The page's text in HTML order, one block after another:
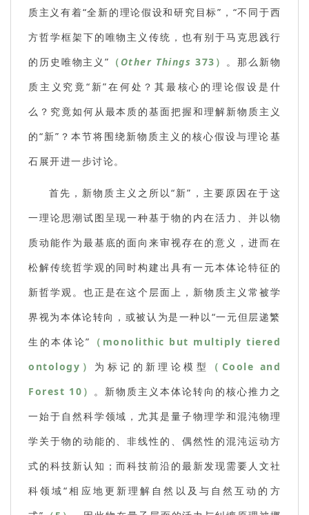
质主义有着“全新的理论假设和研究目标”，“不同于西
方哲学框架下的唯物主义传统，也有别于马克思践行
的历史唯物主义” （ Other Things 373） 。那么新物
质主义究竟“新”在何处？其最核心的理论假设是什
么？究竟如何从最本质的基面把握和理解新物质主义
的“新”？本节将围绕新物质主义的核心假设与理论基
石展开进一步讨论。
首先，新物质主义之所以“新”，主要原因在于这
一理论思潮试图呈现一种基于物的内在活力、并以物
质动能作为最基底的面向来审视存在的意义，进而在
松解传统哲学观的同时构建出具有一元本体论特征的
新哲学观。也正是在这个层面上，新物质主义常被学
界视为本体论转向，或被认为是一种以“一元但层递繁
生的本体论” （monolithic but multiply tiered
ontology） 为标记的新理论模型
（Coole and
Forest 10） 。新物质主义本体论转向的核心推力之
一始于自然科学领域，尤其是量子物理学和混沌物理
学关于物的动能的、非线性的、偶然性的混沌运动方
式的科技新认知；而科技前沿的最新发现需要人文社
科领域“相应地更新理解自然以及与自然互动的方